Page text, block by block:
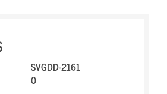
SVGDD-2161
0